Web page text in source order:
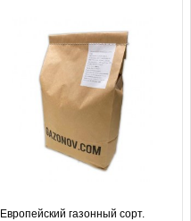
Европейский газонный сорт.